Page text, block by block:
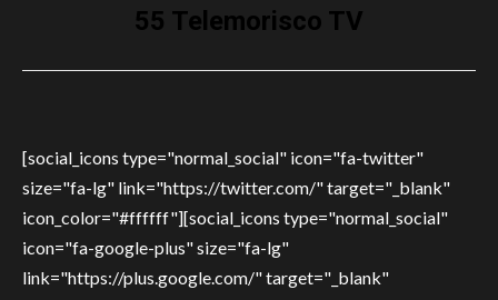
55 Telemorisco TV
[social_icons type="normal_social" icon="fa-twitter"
size="fa-lg" link="https://twitter.com/" target="_blank"
icon_color="#ffffff"][social_icons type="normal_social"
icon="fa-google-plus" size="fa-lg"
link="https://plus.google.com/" target="_blank"